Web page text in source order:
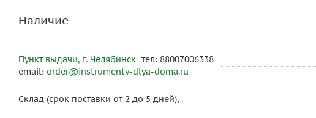
Наличие
Пункт выдачи, г. Челябинск тел: 88007006338
email: order@instrumenty-dlya-doma.ru
Склад (срок поставки от 2 до 5 дней), .